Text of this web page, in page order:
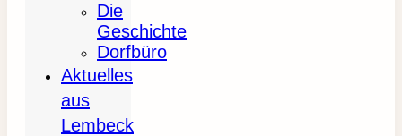
Die
Geschichte
Dorfbüro
Aktuelles
aus
Lembeck